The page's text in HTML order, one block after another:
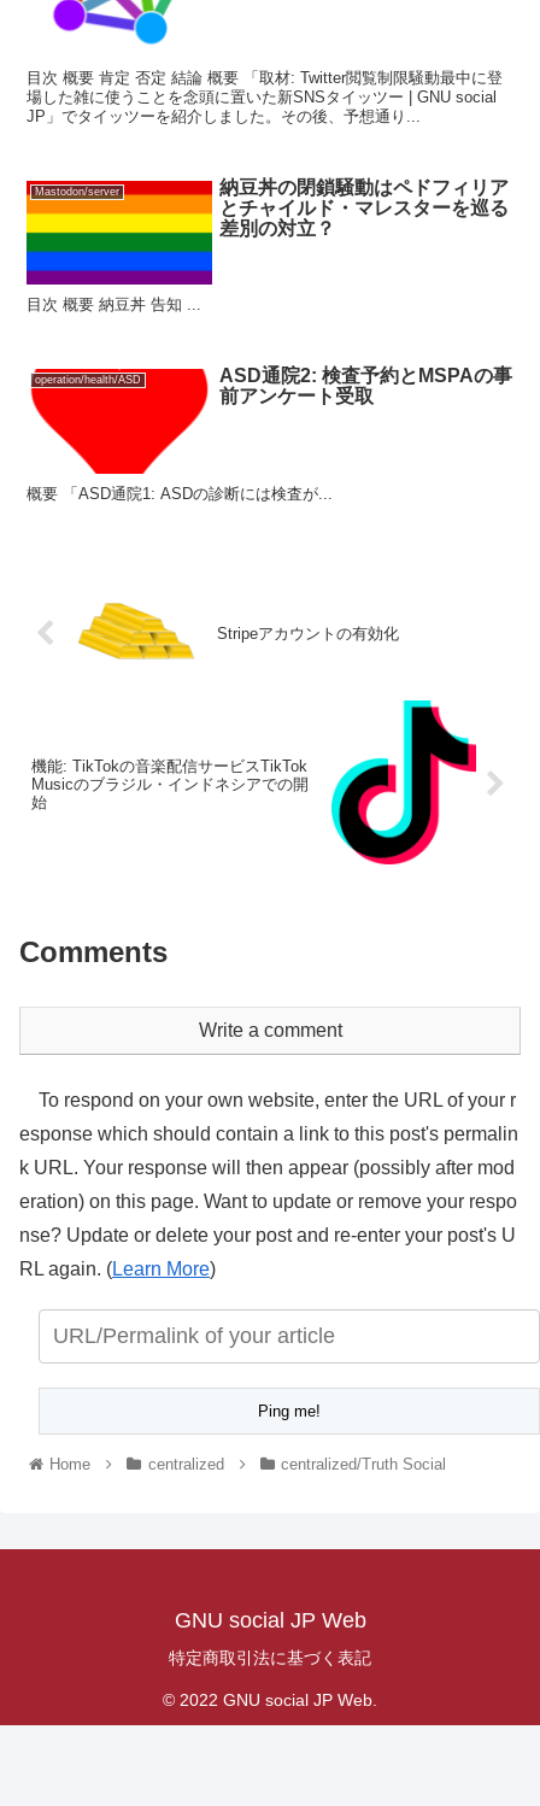
目次 概要 肯定 否定 結論 概要 「取材: Twitter閲覧制限騒動最中に登
場した雑に使うことを念頭に置いた新SNSタイッツー | GNU social
JP」でタイッツーを紹介しました。その後、予想通り...
Mastodon/server
納豆丼の閉鎖騒動はペドフィリア
とチャイルド・マレスターを巡る
差別の対立？
目次 概要 納豆丼 告知 ...
operation/health/ASD
ASD通院2: 検査予約とMSPAの事
前アンケート受取
概要 「ASD通院1: ASDの診断には検査が...
Stripeアカウントの有効化
機能: TikTokの音楽配信サービスTikTok
Musicのブラジル・インドネシアでの開
始
Comments
Write a comment
To respond on your own website, enter the URL of your r
esponse which should contain a link to this post's permalin
k URL. Your response will then appear (possibly after mod
eration) on this page. Want to update or remove your respo
nse? Update or delete your post and re-enter your post's U
RL again. (Learn More)
Home centralized centralized/Truth Social
GNU social JP Web
特定商取引法に基づく表記
© 2022 GNU social JP Web.